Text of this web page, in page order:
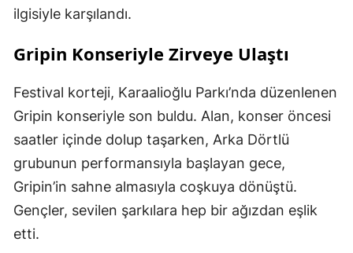
ilgisiyle karşılandı.
Gripin Konseriyle Zirveye Ulaştı
Festival korteji, Karaalioğlu Parkı’nda düzenlenen
Gripin konseriyle son buldu. Alan, konser öncesi
saatler içinde dolup taşarken, Arka Dörtlü
grubunun performansıyla başlayan gece,
Gripin’in sahne almasıyla coşkuya dönüştü.
Gençler, sevilen şarkılara hep bir ağızdan eşlik
etti.